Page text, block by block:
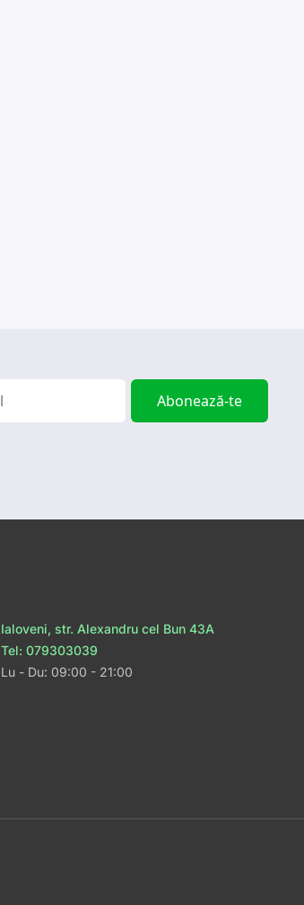
Abonează-te
Ialoveni, str. Alexandru cel Bun 43A
Tel: 079303039
Lu - Du: 09:00 - 21:00